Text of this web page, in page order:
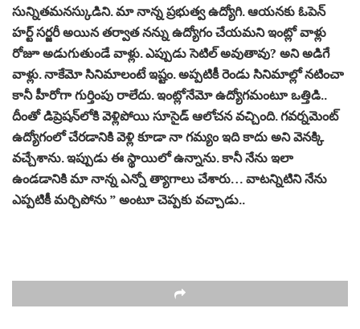
సున్నితమనస్కుడిని. మా నాన్న ప్రభుత్వ ఉద్యోగి. ఆయనకు ఓపెన్‌
హర్ట్‌ సర్జరీ అయిన తర్వాత నన్ను ఉద్యోగం చేయమని ఇంట్లో వాళ్లు
రోజూ అడుగుతుండే వాళ్లు. ఎప్పుడు సెటిల్‌ అవుతావు? అని అడిగే
వాళ్లు. నాకేమో సినిమాలంటే ఇష్టం. అప్పటికీ రెండు సినిమాల్లో నటించా
కానీ హీరోగా గుర్తింపు రాలేదు. ఇంట్లోనేమో ఉద్యోగమంటూ ఒత్తిడి..
దీంతో డిప్రెషన్‌లోకి వెళ్లిపోయి సూసైడ్‌ ఆలోచన వచ్చింది. గవర్నమెంట్‌
ఉద్యోగంలో చేరడానికి వెళ్లి కూడా నా గమ్యం ఇది కాదు అని వెనక్కి
వచ్చేశాను. ఇప్పుడు ఈ స్థాయిలో ఉన్నాను. కానీ నేను ఇలా
ఉండడానికి మా నాన్న ఎన్నో త్యాగాలు చేశారు… వాటన్నిటిని నేను
ఎప్పటికీ మర్చిపోను ” అంటూ చెప్పకు వచ్చాడు..